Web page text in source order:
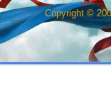
Copyright ©